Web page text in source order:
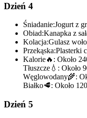
Dzień 4
Śniadanie:Jogurt z
Obiad:Kanapka z
Kolacja:Gulasz
Przekąska:Plasterki
Kalorie🔥: Około
Tłuszcze 💧: Około
Węglowodany🌾:
Białko🥩: Około
Dzień 5